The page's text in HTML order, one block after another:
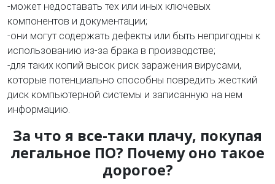
-может недоставать тех или иных ключевых
компонентов и документации;
-они могут содержать дефекты или быть непригодны к
использованию из-за брака в производстве;
-для таких копий высок риск заражения вирусами,
которые потенциально способны повредить жесткий
диск компьютерной системы и записанную на нем
информацию.
За что я все-таки плачу, покупая
легальное ПО? Почему оно такое
дорогое?